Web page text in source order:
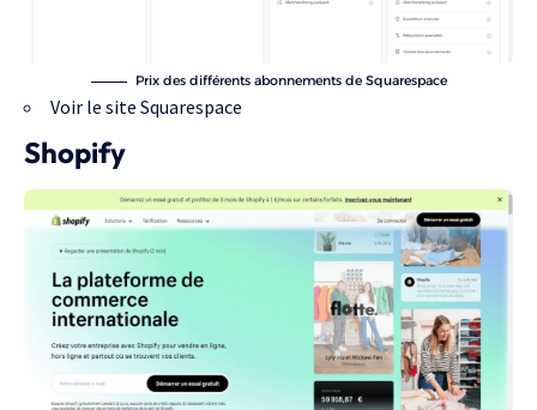
Prix des différents abonnements de Squarespace
Voir le site Squarespace
Shopify